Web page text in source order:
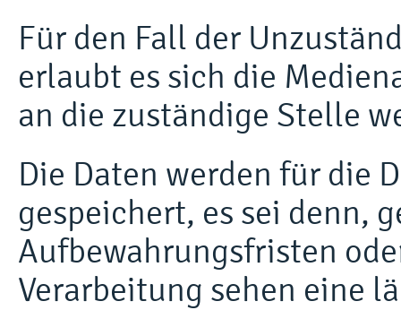
Für den Fall der
erlaubt es sich die
an die zuständige Stelle
Die Daten werden für die
gespeichert, es sei denn,
Aufbewahrungsfristen
Verarbeitung sehen eine